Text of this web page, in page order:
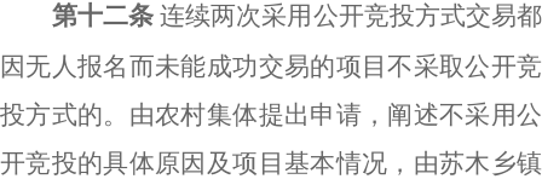
第十二条 连续两次采用公开竞投方式交易都
因无人报名而未能成功交易的项目不采取公开竞
投方式的。由农村集体提出申请，阐述不采用公
开竞投的具体原因及项目基本情况，由苏木乡镇